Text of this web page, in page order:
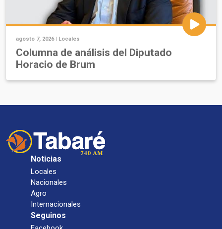
agosto 7, 2026 | Locales
Columna de análisis del Diputado
Horacio de Brum
Noticias
Locales
Nacionales
Agro
Internacionales
Seguinos